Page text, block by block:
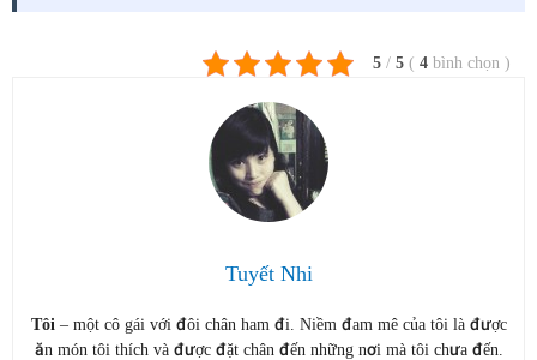
5 / 5 ( 4 bình chọn )
Tuyết Nhi
Tôi – một cô gái với đôi chân ham đi. Niềm đam mê của tôi là được
ăn món tôi thích và được đặt chân đến những nơi mà tôi chưa đến.